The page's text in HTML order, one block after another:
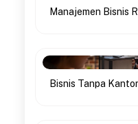
Manajemen Bisnis
Bisnis Tanpa